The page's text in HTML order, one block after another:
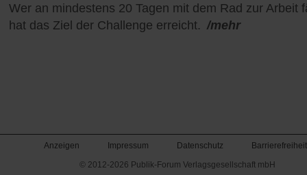
Wer an mindestens 20 Tagen mit dem Rad zur Arbeit
hat das Ziel der Challenge erreicht. /mehr
Anzeigen Impressum Datenschutz
Barrierefreiheit
© 2012-2026 Publik-Forum Verlagsgesellschaft mbH